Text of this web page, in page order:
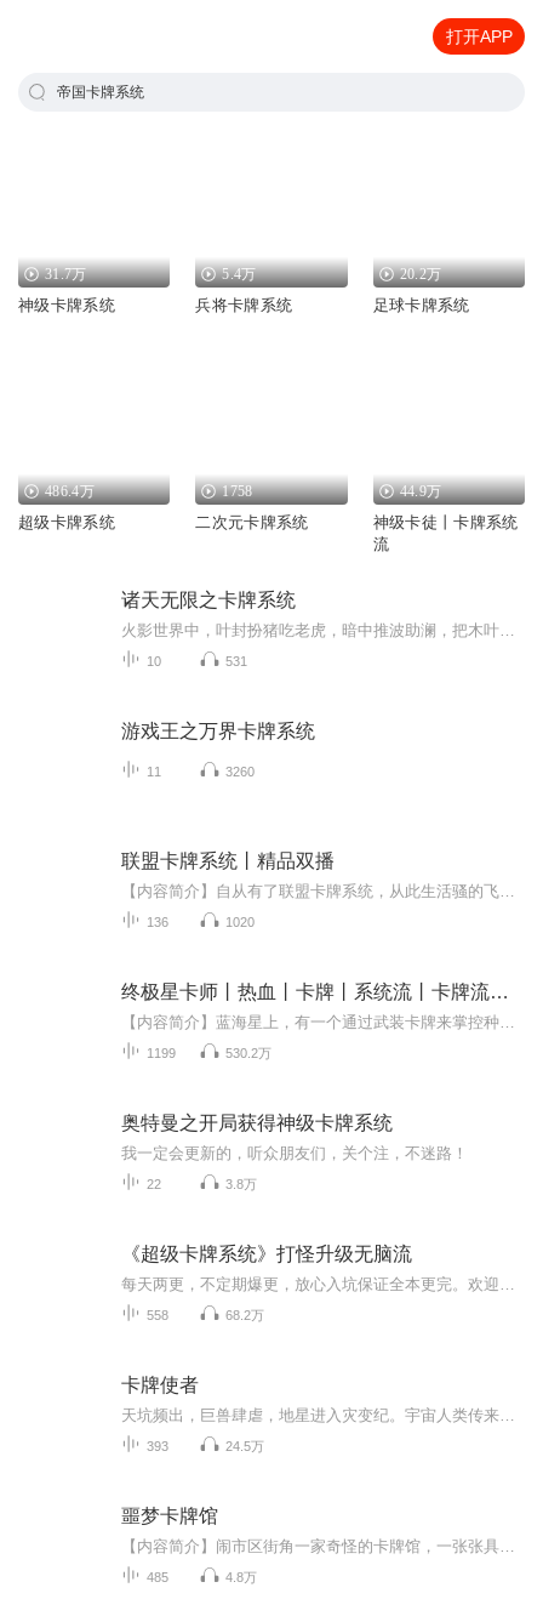
打开APP
帝国卡牌系统
31.7万
神级卡牌系统
5.4万
兵将卡牌系统
20.2万
足球卡牌系统
486.4万
超级卡牌系统
1758
二次元卡牌系统
44.9万
神级卡徒丨卡牌系统
流
诸天无限之卡牌系统
10 531
游戏王之万界卡牌系统
11 3260
联盟卡牌系统丨精品双播
136 1020
终极星卡师丨热血丨卡牌丨系统流丨卡牌流点击过亿神作丨VIP免费
1199 530.2万
奥特曼之开局获得神级卡牌系统
我一定会更新的，听众朋友们，关个注，不迷路！
22 3.8万
《超级卡牌系统》打怪升级无脑流
558 68.2万
卡牌使者
393 24.5万
噩梦卡牌馆
485 4.8万